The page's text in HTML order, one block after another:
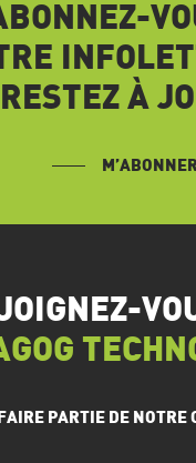
RESTEZ À
M’ABONNER
FAIRE PARTIE DE NOTRE